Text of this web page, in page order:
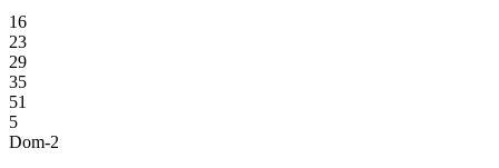
16
23
29
35
51
5
Dom-2